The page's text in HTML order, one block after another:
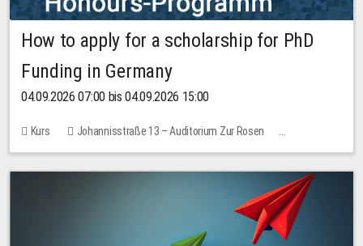
How to apply for a scholarship for PhD
Funding in Germany
04.09.2026 07:00 bis 04.09.2026 15:00
Kurs
Johannisstraße 13 – Auditorium Zur Rosen
Keine freien Plätze